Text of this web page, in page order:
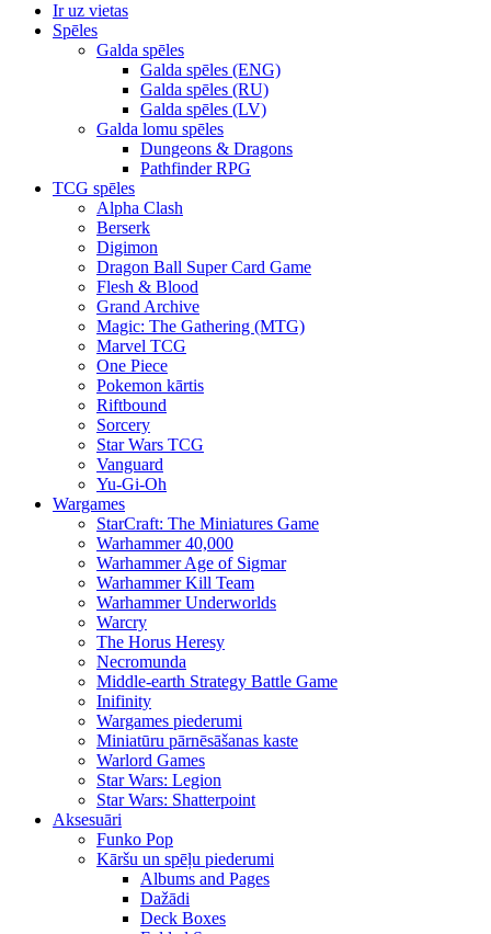
Ir uz vietas
Spēles
Galda spēles
Galda spēles (ENG)
Galda spēles (RU)
Galda spēles (LV)
Galda lomu spēles
Dungeons & Dragons
Pathfinder RPG
TCG spēles
Alpha Clash
Berserk
Digimon
Dragon Ball Super Card Game
Flesh & Blood
Grand Archive
Magic: The Gathering (MTG)
Marvel TCG
One Piece
Pokemon kārtis
Riftbound
Sorcery
Star Wars TCG
Vanguard
Yu-Gi-Oh
Wargames
StarCraft: The Miniatures Game
Warhammer 40,000
Warhammer Age of Sigmar
Warhammer Kill Team
Warhammer Underworlds
Warcry
The Horus Heresy
Necromunda
Middle-earth Strategy Battle Game
Inifinity
Wargames piederumi
Miniatūru pārnēsāšanas kaste
Warlord Games
Star Wars: Legion
Star Wars: Shatterpoint
Aksesuāri
Funko Pop
Kāršu un spēļu piederumi
Albums and Pages
Dažādi
Deck Boxes